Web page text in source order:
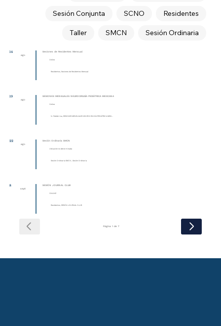
Residentes
SCNO
Sesión Conjunta
Sesión Ordinaria
SMCN
Taller
14
ago
Sesiones de Residentes Mensual
Online
Residentes, Sesiones de Residentes Mensual
19
ago
SESIONES MENSUALES NEUROCIRUGÍA PEDIÁTRICA MEXICANA
Online
N. Pediátrica, SESIONES MENSUALES NEUROCIRUGÍA PEDIÁTRICA MEXI...
22
ago
Sesión Ordinaria SMCN
Ubicación no determinada
Sesión Ordinaria SMCN , Sesión Ordinaria
8
sept
SESIÓN JOURNAL CLUB
ONLINE
Residentes, SESIÓN JOURNAL CLUB
Página 1 de 7